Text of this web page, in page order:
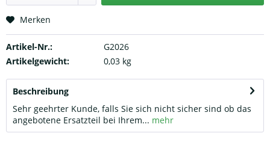
Merken
Artikel-Nr.:
G2026
Artikelgewicht:
0,03 kg
Beschreibung
Sehr geehrter Kunde, falls Sie sich nicht sicher sind ob das
angebotene Ersatzteil bei Ihrem... mehr